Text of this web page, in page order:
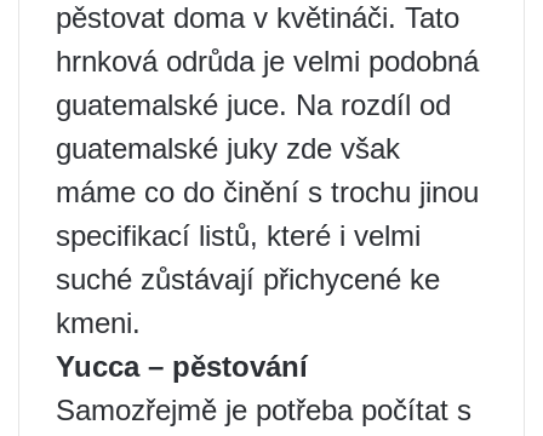
pěstovat doma v květináči. Tato
hrnková odrůda je velmi podobná
guatemalské juce. Na rozdíl od
guatemalské juky zde však
máme co do činění s trochu jinou
specifikací listů, které i velmi
suché zůstávají přichycené ke
kmeni.
Yucca – pěstování
Samozřejmě je potřeba počítat s